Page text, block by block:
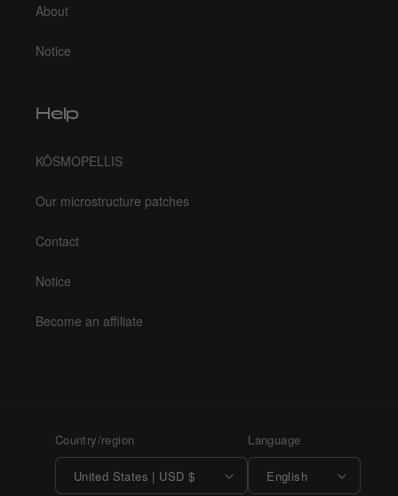
About
Notice
Help
KŌSMOPELLIS
Our microstructure patches
Contact
Notice
Become an affiliate
Country/region
United States | USD $
Language
English